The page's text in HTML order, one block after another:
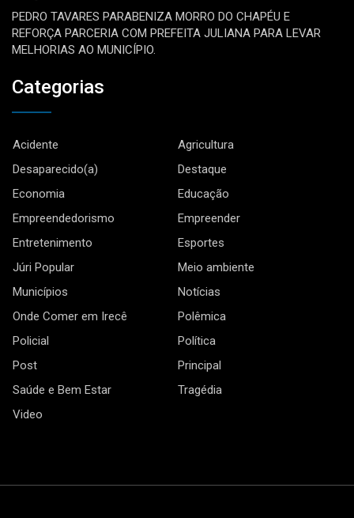
PEDRO TAVARES PARABENIZA MORRO DO CHAPÉU E
REFORÇA PARCERIA COM PREFEITA JULIANA PARA LEVAR
MELHORIAS AO MUNICÍPIO.
Categorias
Acidente
Agricultura
Desaparecido(a)
Destaque
Economia
Educação
Empreendedorismo
Empreender
Entretenimento
Esportes
Júri Popular
Meio ambiente
Municípios
Notícias
Onde Comer em Irecê
Polêmica
Policial
Política
Post
Principal
Saúde e Bem Estar
Tragédia
Video